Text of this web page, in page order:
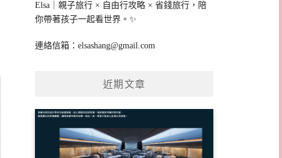
Elsa｜親子旅行 × 自由行攻略 × 省錢旅行，陪
你帶著孩子一起看世界。✨
連絡信箱：elsashang@gmail.com
近期文章